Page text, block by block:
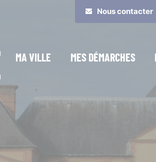
Nous contacter
MA VILLE MES DÉMARCHES